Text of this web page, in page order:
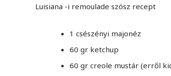
Luisiana -i remoulade szósz recept
1 csészényi majonéz
60 gr ketchup
60 gr creole mustár (erről